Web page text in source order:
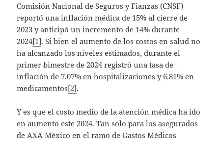
Comisión Nacional de Seguros y Fianzas (CNSF)
reportó una inflación médica de 15% al cierre de
2023 y anticipó un incremento de 14% durante
2024[1]. Si bien el aumento de los costos en salud no
ha alcanzado los niveles estimados, durante el
primer bimestre de 2024 registró una tasa de
inflación de 7.07% en hospitalizaciones y 6.81% en
medicamentos[2].
Y es que el costo medio de la atención médica ha ido
en aumento este 2024. Tan solo para los asegurados
de AXA México en el ramo de Gastos Médicos